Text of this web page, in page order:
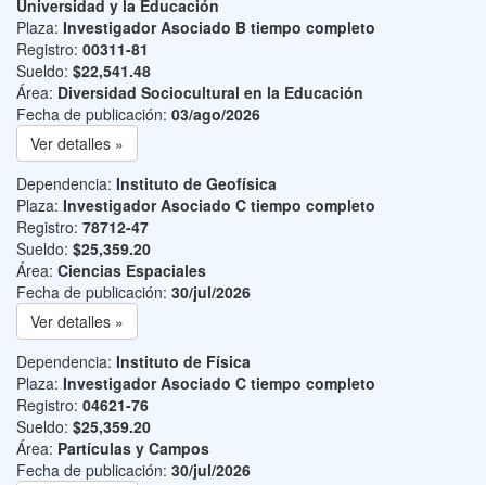
Universidad y la Educación
Plaza: Investigador Asociado B tiempo completo
Registro: 00311-81
Sueldo: $22,541.48
Área: Diversidad Sociocultural en la Educación
Fecha de publicación: 03/ago/2026
Ver detalles »
Dependencia: Instituto de Geofísica
Plaza: Investigador Asociado C tiempo completo
Registro: 78712-47
Sueldo: $25,359.20
Área: Ciencias Espaciales
Fecha de publicación: 30/jul/2026
Ver detalles »
Dependencia: Instituto de Física
Plaza: Investigador Asociado C tiempo completo
Registro: 04621-76
Sueldo: $25,359.20
Área: Partículas y Campos
Fecha de publicación: 30/jul/2026